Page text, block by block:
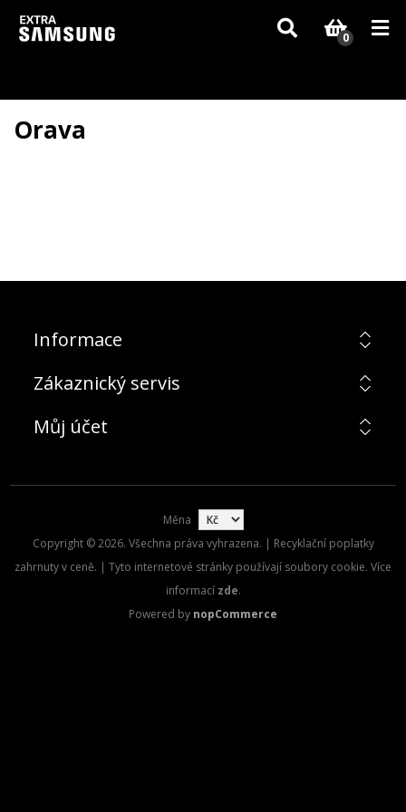
Vzhledem k aktuální situaci se může dodání dílů, které nejsou skladem,
zpozdit. Děkujeme za pochopení.
0
Orava
Informace
Zákaznický servis
Můj účet
Měna
Copyright © 2026. Všechna práva vyhrazena. | Recyklační poplatky
zahrnuty v ceně. | Tyto internetové stránky používají soubory cookie. Více
informací zde.
Powered by nopCommerce